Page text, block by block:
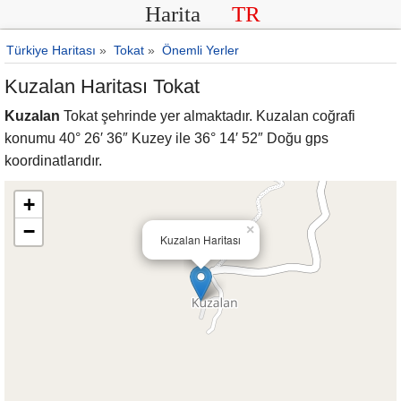
Harita TR
Türkiye Haritası » Tokat » Önemli Yerler
Kuzalan Haritası Tokat
Kuzalan Tokat şehrinde yer almaktadır. Kuzalan coğrafi
konumu 40° 26′ 36″ Kuzey ile 36° 14′ 52″ Doğu gps
koordinatlarıdır.
Kuzalan Haritası
×
+
−